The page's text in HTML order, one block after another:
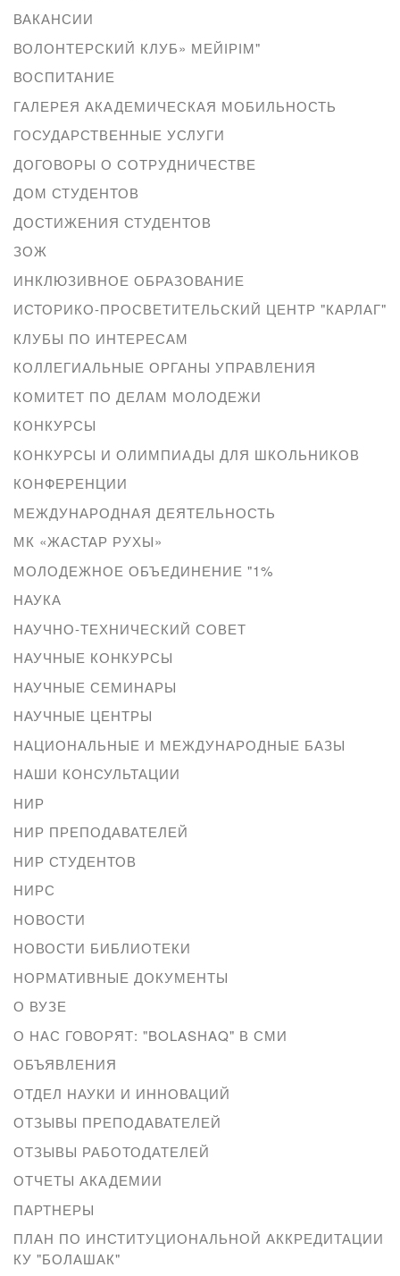
ВАКАНСИИ
ВОЛОНТЕРСКИЙ КЛУБ» МЕЙІРІМ"
ВОСПИТАНИЕ
ГАЛЕРЕЯ АКАДЕМИЧЕСКАЯ МОБИЛЬНОСТЬ
ГОСУДАРСТВЕННЫЕ УСЛУГИ
ДОГОВОРЫ О СОТРУДНИЧЕСТВЕ
ДОМ СТУДЕНТОВ
ДОСТИЖЕНИЯ СТУДЕНТОВ
ЗОЖ
ИНКЛЮЗИВНОЕ ОБРАЗОВАНИЕ
ИСТОРИКО-ПРОСВЕТИТЕЛЬСКИЙ ЦЕНТР "КАРЛАГ"
КЛУБЫ ПО ИНТЕРЕСАМ
КОЛЛЕГИАЛЬНЫЕ ОРГАНЫ УПРАВЛЕНИЯ
КОМИТЕТ ПО ДЕЛАМ МОЛОДЕЖИ
КОНКУРСЫ
КОНКУРСЫ И ОЛИМПИАДЫ ДЛЯ ШКОЛЬНИКОВ
КОНФЕРЕНЦИИ
МЕЖДУНАРОДНАЯ ДЕЯТЕЛЬНОСТЬ
МК «ЖАСТАР РУХЫ»
МОЛОДЕЖНОЕ ОБЪЕДИНЕНИЕ "1%
НАУКА
НАУЧНО-ТЕХНИЧЕСКИЙ СОВЕТ
НАУЧНЫЕ КОНКУРСЫ
НАУЧНЫЕ СЕМИНАРЫ
НАУЧНЫЕ ЦЕНТРЫ
НАЦИОНАЛЬНЫЕ И МЕЖДУНАРОДНЫЕ БАЗЫ
НАШИ КОНСУЛЬТАЦИИ
НИР
НИР ПРЕПОДАВАТЕЛЕЙ
НИР СТУДЕНТОВ
НИРС
НОВОСТИ
НОВОСТИ БИБЛИОТЕКИ
НОРМАТИВНЫЕ ДОКУМЕНТЫ
О ВУЗЕ
О НАС ГОВОРЯТ: "BOLASHAQ" В СМИ
ОБЪЯВЛЕНИЯ
ОТДЕЛ НАУКИ И ИННОВАЦИЙ
ОТЗЫВЫ ПРЕПОДАВАТЕЛЕЙ
ОТЗЫВЫ РАБОТОДАТЕЛЕЙ
ОТЧЕТЫ АКАДЕМИИ
ПАРТНЕРЫ
ПЛАН ПО ИНСТИТУЦИОНАЛЬНОЙ АККРЕДИТАЦИИ
КУ "БОЛАШАК"